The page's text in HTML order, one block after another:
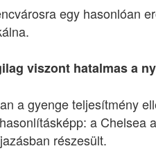
egy hasonlóan
viszont hatalmas a
a gyenge teljesítmény
a Chelsea
részesült.